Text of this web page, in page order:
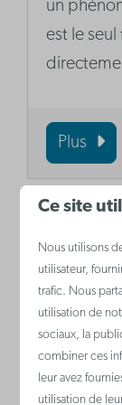
un
est le
Plus
Ce site
Nous utilisons
utilisateur,
trafic. Nous
utilisation de
sociaux, la
combiner ces
leur avez
utilisation de